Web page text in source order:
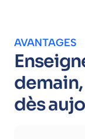
AVANTAGES
demain,
dès